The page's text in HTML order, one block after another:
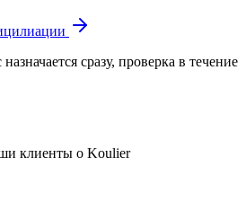
сразу, проверка в течение
клиенты о Koulier